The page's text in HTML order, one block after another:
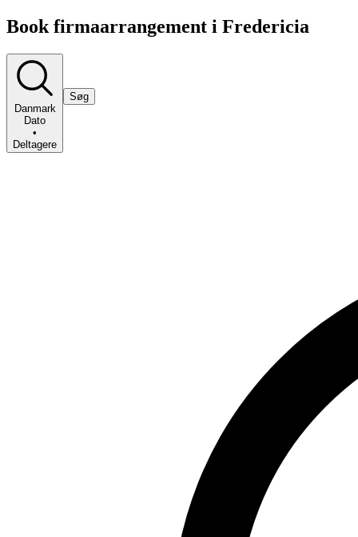
Book firmaarrangement i Fredericia
Danmark
Dato
•
Deltagere
Søg